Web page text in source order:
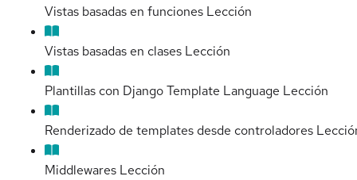
Vistas basadas en funciones Lección
Vistas basadas en clases Lección
Plantillas con Django Template Language Lección
Renderizado de templates desde controladores
Middlewares Lección